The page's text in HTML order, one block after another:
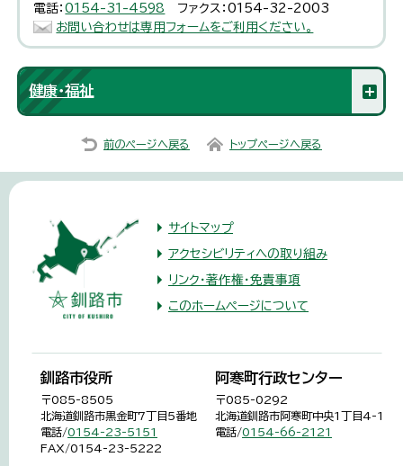
電話：0154-31-4598
ファクス：0154-32-2003
お問い合わせは専用フォームをご利用ください。
健康・福祉
前のページへ戻る トップページへ戻る
サイトマップ
アクセシビリティへの取り組み
リンク・著作権・免責事項
このホームページについて
釧路市役所
〒085-8505
北海道釧路市黒金町7丁目5番地
電話/0154-23-5151
FAX/0154-23-5222
阿寒町行政センター
〒085-0292
北海道釧路市阿寒町中央1丁目4-1
電話/0154-66-2121